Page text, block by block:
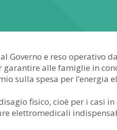
Governo e reso operativo
garantire alle famiglie in
sulla spesa per l’energia
fisico, cioè per i casi
elettromedicali